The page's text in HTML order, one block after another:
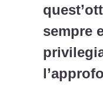
sempre